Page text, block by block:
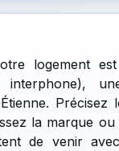
logement
Précisez
la marque ou
de venir